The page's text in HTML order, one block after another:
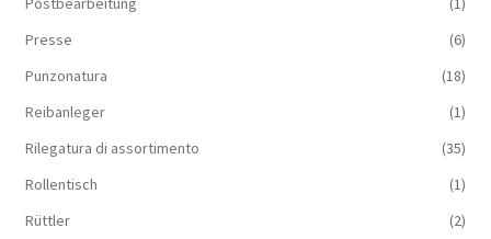
Presse
(6)
Punzonatura
(18)
Reibanleger
(1)
Rilegatura di assortimento
(35)
Rollentisch
(1)
Rüttler
(2)